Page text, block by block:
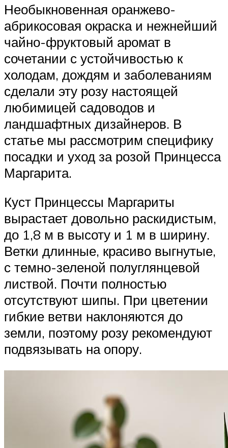
Необыкновенная оранжево-
абрикосовая окраска и нежнейший
чайно-фруктовый аромат в
сочетании с устойчивостью к
холодам, дождям и заболеваниям
сделали эту розу настоящей
любимицей садоводов и
ландшафтных дизайнеров. В
статье мы рассмотрим специфику
посадки и уход за розой Принцесса
Маргарита.
Куст Принцессы Маргариты
вырастает довольно раскидистым,
до 1,8 м в высоту и 1 м в ширину.
Ветки длинные, красиво выгнутые,
с темно-зеленой полуглянцевой
листвой. Почти полностью
отсутствуют шипы. При цветении
гибкие ветви наклоняются до
земли, поэтому розу рекомендуют
подвязывать на опору.